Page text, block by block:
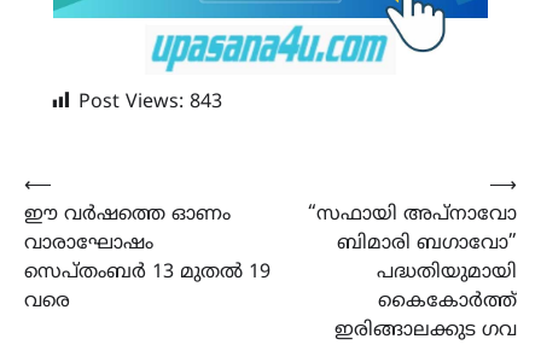
Post Views: 843
Post
navigation
⟵
ഈ വർഷത്തെ ഓണം
വാരാഘോഷം
സെപ്തംബർ 13 മുതൽ 19
വരെ
“സഫായി അപ്നാവോ
ബിമാരി ബഗാവോ”
പദ്ധതിയുമായി
കൈകോർത്ത്
ഇരിങ്ങാലക്കുട ഗവ
⟶